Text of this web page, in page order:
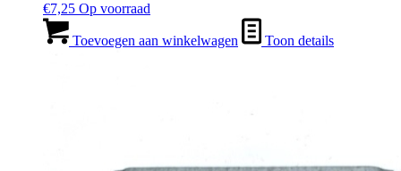
€7,25 Op voorraad
Toevoegen aan winkelwagen Toon details